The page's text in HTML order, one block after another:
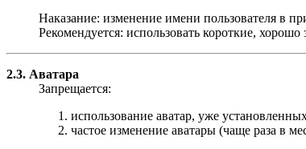
Наказание: изменение имени пользователя в
Рекомендуется: использовать короткие,
2.3. Аватара
Запрещается:
использование аватар, уже
частое изменение аватары (чаще раза в